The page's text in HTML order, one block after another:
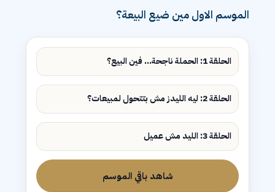
الموسم الاول مين ضيع البيعة؟
الحلقة 1: الحملة ناجحة... فين البيع؟
الحلقة 2: ليه الليدز مش بتتحول لمبيعات؟
الحلقة 3: الليد مش عميل
شاهد باقي الموسم